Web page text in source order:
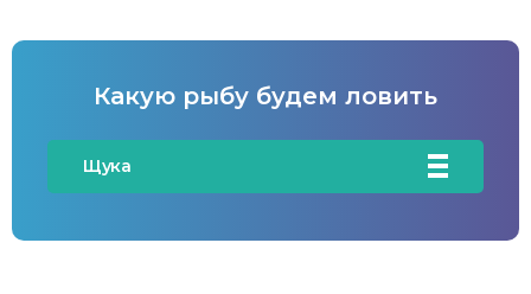
Какую рыбу будем ловить
Щука